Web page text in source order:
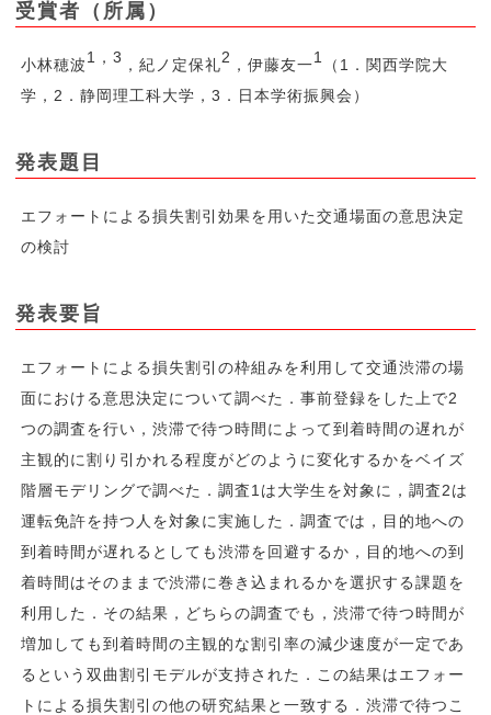
受賞者（所属）
小林穂波1，3 ，紀ノ定保礼2 ，伊藤友一1
（1．関西学院大
学，2．静岡理工科大学，3．日本学術振興会）
発表題目
エフォートによる損失割引効果を用いた交通場面の意思決定
の検討
発表要旨
エフォートによる損失割引の枠組みを利用して交通渋滞の場
面における意思決定について調べた．事前登録をした上で2
つの調査を行い，渋滞で待つ時間によって到着時間の遅れが
主観的に割り引かれる程度がどのように変化するかをベイズ
階層モデリングで調べた．調査1は大学生を対象に，調査2は
運転免許を持つ人を対象に実施した．調査では，目的地への
到着時間が遅れるとしても渋滞を回避するか，目的地への到
着時間はそのままで渋滞に巻き込まれるかを選択する課題を
利用した．その結果，どちらの調査でも，渋滞で待つ時間が
増加しても到着時間の主観的な割引率の減少速度が一定であ
るという双曲割引モデルが支持された．この結果はエフォー
トによる損失割引の他の研究結果と一致する．渋滞で待つこ